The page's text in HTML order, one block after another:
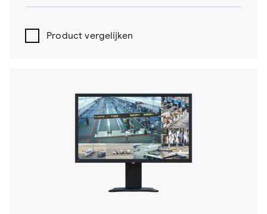
Product vergelijken